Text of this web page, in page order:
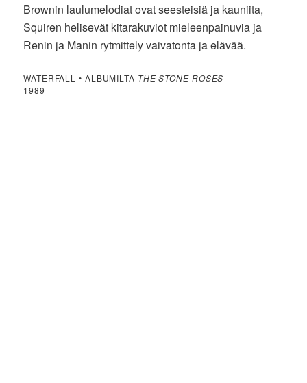
Brownin laulumelodiat ovat seesteisiä ja kauniita,
Squiren helisevät kitarakuviot mieleenpainuvia ja
Renin ja Manin rytmittely vaivatonta ja elävää.
WATERFALL • ALBUMILTA THE STONE ROSES
1989